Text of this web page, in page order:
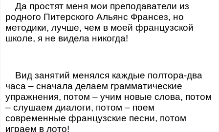
Да простят меня мои преподаватели из
родного Питерского Альянс Франсез, но
методики, лучше, чем в моей французской
школе, я не видела никогда!
Вид занятий менялся каждые полтора-два
часа – сначала делаем грамматические
упражнения, потом – учим новые слова, потом
– слушаем диалоги, потом – поем
современные французские песни, потом
играем в лото!